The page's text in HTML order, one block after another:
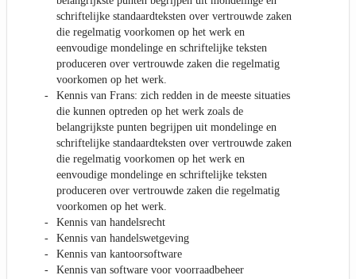
schriftelijke standaardteksten over vertrouwde zaken
die regelmatig voorkomen op het werk en
eenvoudige mondelinge en schriftelijke teksten
produceren over vertrouwde zaken die regelmatig
voorkomen op het werk.
Kennis van Frans: zich redden in de meeste situaties
die kunnen optreden op het werk zoals de
belangrijkste punten begrijpen uit mondelinge en
schriftelijke standaardteksten over vertrouwde zaken
die regelmatig voorkomen op het werk en
eenvoudige mondelinge en schriftelijke teksten
produceren over vertrouwde zaken die regelmatig
voorkomen op het werk.
Kennis van handelsrecht
Kennis van handelswetgeving
Kennis van kantoorsoftware
Kennis van software voor voorraadbeheer